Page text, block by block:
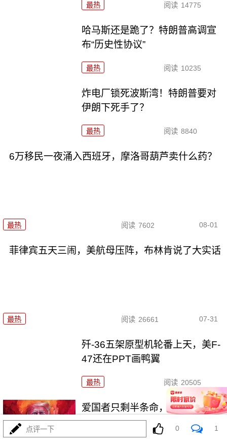
最热 阅读 14775
哈马斯还是跪了？特朗普高调宣
布“历史性协议”
最热 阅读 10235
炸电厂锁死波斯湾！特朗普要对
伊朗下死手了？
最热 阅读 8840
6万移民一夜涌入西班牙，摩洛哥葫芦卖什么药？
最热 阅读 7602 08-01
菲律宾五天三闹，美航母压阵，布林肯说了大实话
最热 阅读 26661 07-31
歼-36五架原型机轮番上天，美F-
47还在PPT画鸭翼
最热 阅读 20505
爱国者只剩半条命，美军却拉着
沙特去伊拉克踩雷
点评一下 0 1